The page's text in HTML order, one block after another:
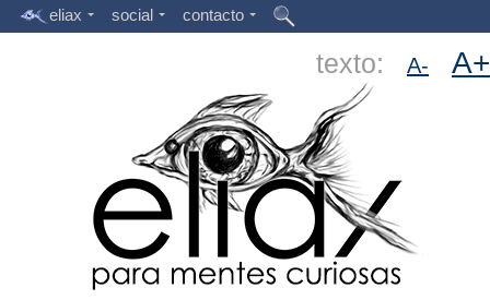
eliax social contacto
texto: A- A+